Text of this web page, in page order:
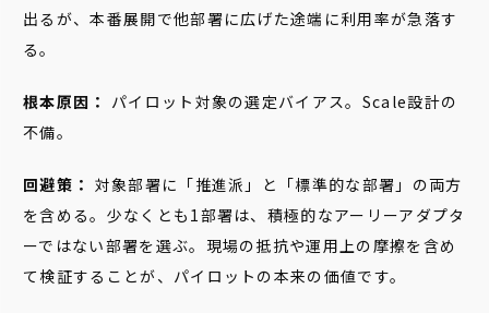
出るが、本番展開で他部署に広げた途端に利用率が急落す
る。
根本原因： パイロット対象の選定バイアス。Scale設計の
不備。
回避策： 対象部署に「推進派」と「標準的な部署」の両方
を含める。少なくとも1部署は、積極的なアーリーアダプタ
ーではない部署を選ぶ。現場の抵抗や運用上の摩擦を含め
て検証することが、パイロットの本来の価値です。